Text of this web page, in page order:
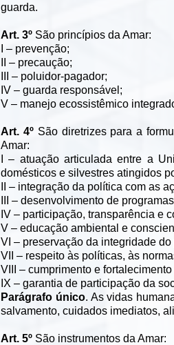
guarda.
Art. 3º São princípios da Amar:
I – prevenção;
II – precaução;
III – poluidor-pagador;
IV – guarda responsável;
V – manejo ecossistêmico
Art. 4ºSão diretrizes para a
Amar:
I – atuação articulada entre a
domésticos e silvestres atingidos
II – integração da política com as
III – desenvolvimento de
IV – participação, transparência e
V – educação ambiental e
VI – preservação da integridade
VII – respeito às políticas, às
VIII – cumprimento e
IX – garantia de participação da
Parágrafo único. As vidas
salvamento, cuidados imediatos,
Art. 5º São instrumentos da Amar: